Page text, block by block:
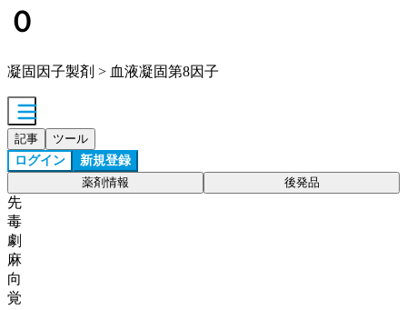
０
凝固因子製剤 > 血液凝固第8因子
記事 ツール
ログイン 新規登録
薬剤情報 後発品
先
毒
劇
麻
向
覚